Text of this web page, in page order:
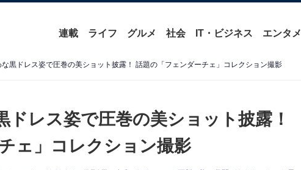
連載 ライフ グルメ 社会 IT・ビジネス エンタメ
な黒ドレス姿で圧巻の美ショット披露！ 話題の「フェンダーチェ」コレクション撮影
レス姿で圧巻の美ショット披露！
ェ」コレクション撮影